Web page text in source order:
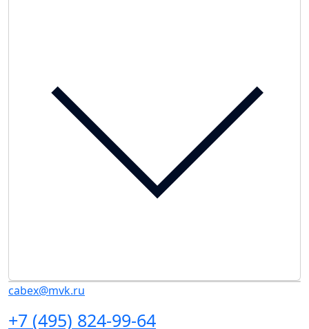
cabex@mvk.ru
+7 (495) 824-99-64